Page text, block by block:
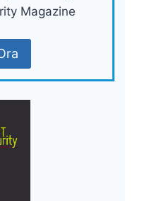
Magazine